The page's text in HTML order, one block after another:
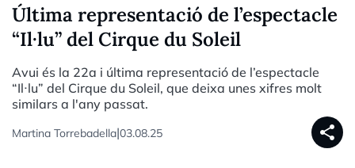
Última representació de l’espectacle
“Il·lu” del Cirque du Soleil
Avui és la 22a i última representació de l’espectacle
“Il·lu” del Cirque du Soleil, que deixa unes xifres molt
similars a l'any passat.
Martina Torrebadella|03.08.25 share